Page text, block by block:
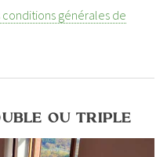
générales de
OU TRIPLE